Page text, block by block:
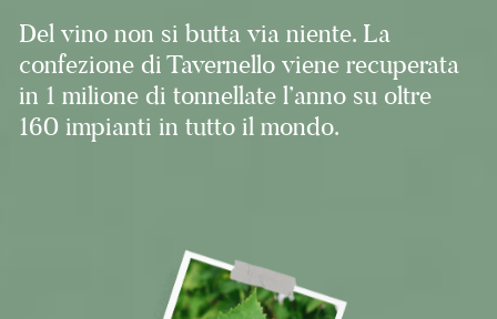
Del vino non si butta via niente. La
confezione di Tavernello viene recuperata
in 1 milione di tonnellate l’anno su oltre
160 impianti in tutto il mondo.